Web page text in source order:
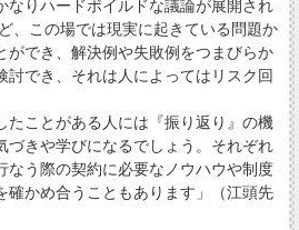
なりハードボイルドな議論が展開され
この場では現実に起きている問題か
ができ、解決例や失敗例をつまびらか
討でき、それは人によってはリスク回
ことがある人には『振り返り』の機
づきや学びになるでしょう。それぞれ
なう際の契約に必要なノウハウや制度
確かめ合うこともあります」（江頭先